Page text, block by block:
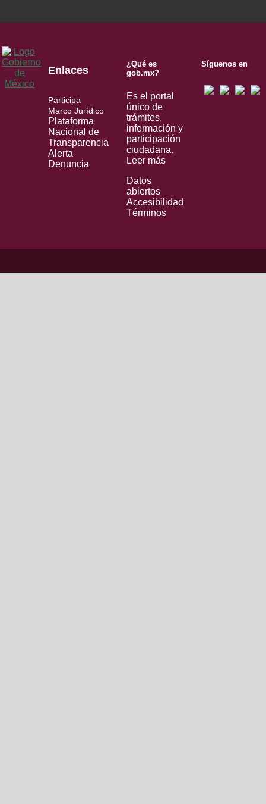
Enlaces
Participa
Marco Jurídico
Plataforma
Nacional de
Transparencia
Alerta
Denuncia
¿Qué es
gob.mx?
Es el portal
único de
trámites,
información y
participación
ciudadana.
Leer más
Datos
abiertos
Accesibilidad
Términos
Síguenos en